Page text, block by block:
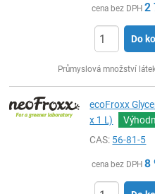
cena bez DPH 2
Do
Průmyslová množství
ecoFroxx
x 1 L)
CAS: 56-81-5
cena bez DPH 8